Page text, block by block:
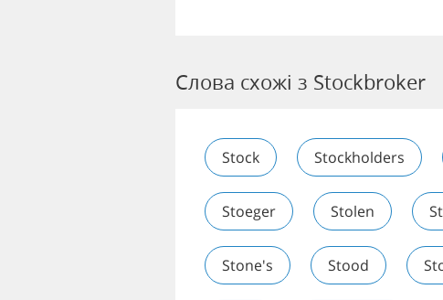
Слова схожі з Stockbroker
Stock Stockholders
Stoeger Stolen
Stone's Stood